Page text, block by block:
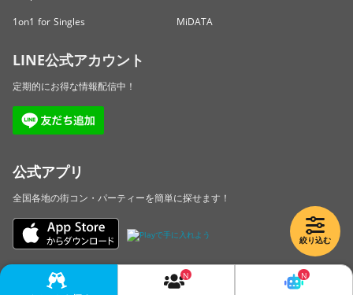
絞り込む
1on1 for Singles
MiDATA
LINE公式アカウント
定期的にお得な情報配信中！
公式アプリ
全国各地の街コン・パーティーを簡単に探せます！
Copyright © LINKBAL Inc. All Rights Reserved.